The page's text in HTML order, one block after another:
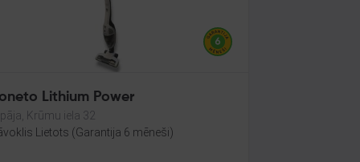
Lithium Power
Krūmu iela 32
Lietots (Garantija 6 mēneši)